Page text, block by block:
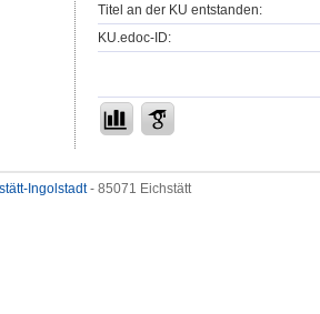
Titel an der KU entstanden:
KU.edoc-ID:
Ingolstadt- 85071 Eichstätt